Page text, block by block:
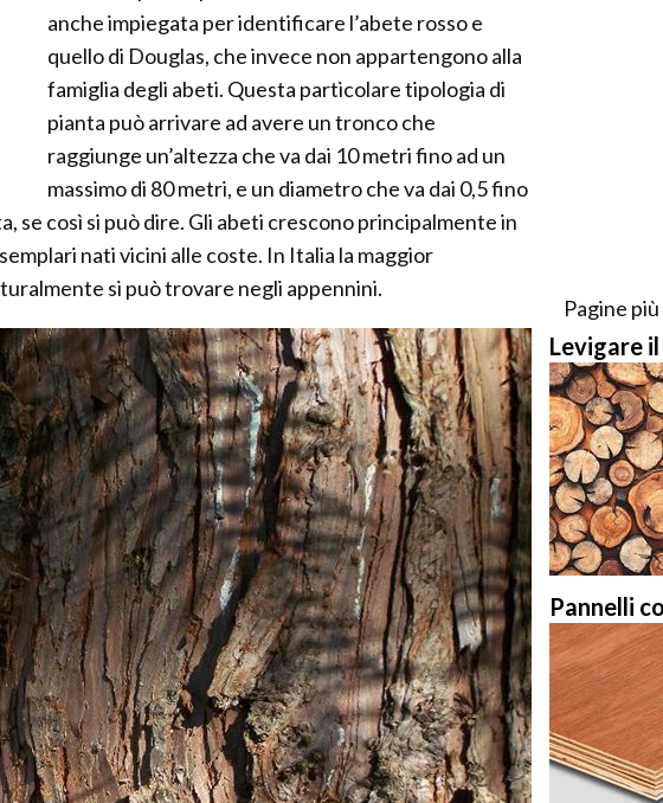
anche impiegata per identificare l’abete rosso e
quello di Douglas, che invece non appartengono alla
famiglia degli abeti. Questa particolare tipologia di
pianta può arrivare ad avere un tronco che
raggiunge un’altezza che va dai 10 metri fino ad un
massimo di 80 metri, e un diametro che va dai 0,5 fino
se così si può dire. Gli abeti crescono principalmente in
nati vicini alle coste. In Italia la maggior
si può trovare negli appennini.
Pagine
Levigare
Pannelli